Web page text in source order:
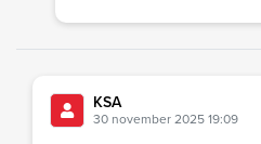
KSA
30 november 2025 19:09